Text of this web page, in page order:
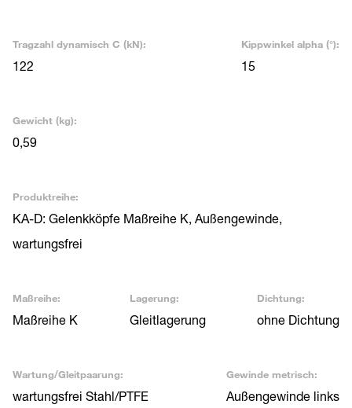
Tragzahl dynamisch C (kN):
122
Kippwinkel alpha (°):
15
Gewicht (kg):
0,59
Produktreihe:
KA-D: Gelenkköpfe Maßreihe K, Außengewinde,
wartungsfrei
Maßreihe:
Maßreihe K
Lagerung:
Gleitlagerung
Dichtung:
ohne Dichtung
Wartung/Gleitpaarung:
wartungsfrei Stahl/PTFE
Gewinde metrisch:
Außengewinde links